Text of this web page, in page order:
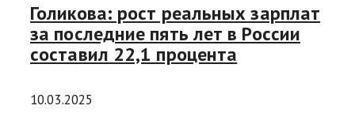
Голикова: рост реальных зарплат
за последние пять лет в России
составил 22,1 процента
10.03.2025